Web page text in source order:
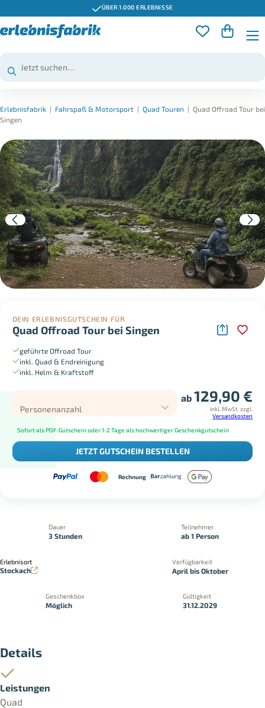
ÜBER 1.000 ERLEBNISSE
Erlebnisfabrik | Fahrspaß & Motorsport | Quad Touren | Quad Offroad Tour bei
Singen
DEIN ERLEBNISGUTSCHEIN FÜR
Quad Offroad Tour bei Singen
geführte Offroad Tour
inkl. Quad & Endreinigung
inkl. Helm & Kraftstoff
Personenanzahl
ab129,90 €
inkl. MwSt. zzgl.
Versandkosten
Sofort als PDF-Gutschein oder 1-2 Tage als hochwertiger Geschenkgutschein
JETZT GUTSCHEIN BESTELLEN
Rechnung
Dauer
3 Stunden
Teilnehmer
ab 1 Person
Erlebnisort
Stockach
Verfügbarkeit
April bis Oktober
Geschenkbox
Möglich
Gültigkeit
31.12.2029
Details
Leistungen
Quad